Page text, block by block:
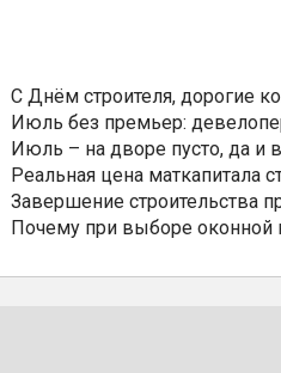
С Днём строителя, дорогие
Июль без премьер:
Июль – на дворе пусто, да и
Реальная цена маткапитала
Завершение строительства
Почему при выборе оконной